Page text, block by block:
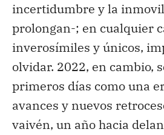
incertidumbre y la
prolongan-; en cualquier
inverosímiles y únicos,
olvidar. 2022, en cambio,
primeros días como una
avances y nuevos
vaivén, un año hacia